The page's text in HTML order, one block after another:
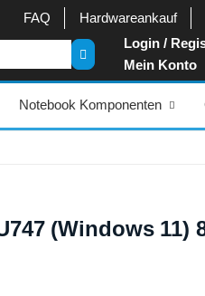
FAQ Hardwareankauf
Login /
Mein Konto
Notebook Komponenten
(Windows 11)